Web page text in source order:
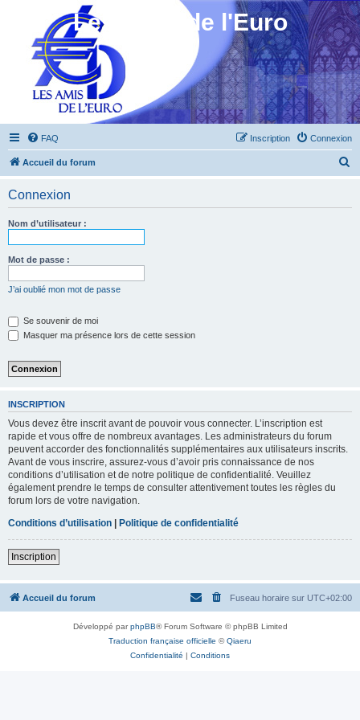
Les Amis de l'Euro
FAQ Connexion
Inscription
Accueil du forum
Connexion
Nom d’utilisateur :
Mot de passe :
J’ai oublié mon mot de passe
Se souvenir de moi
Masquer ma présence lors de cette session
INSCRIPTION
Vous devez être inscrit avant de pouvoir vous connecter. L’inscription est
rapide et vous offre de nombreux avantages. Les administrateurs du forum
peuvent accorder des fonctionnalités supplémentaires aux utilisateurs inscrits.
Avant de vous inscrire, assurez-vous d’avoir pris connaissance de nos
conditions d’utilisation et de notre politique de confidentialité. Veuillez
également prendre le temps de consulter attentivement toutes les règles du
forum lors de votre navigation.
Conditions d’utilisation | Politique de confidentialité
Inscription
Accueil du forum Fuseau horaire sur UTC+02:00
Développé parphpBB® Forum Software © phpBB Limited
Traduction française officielle ©Qiaeru
Confidentialité | Conditions